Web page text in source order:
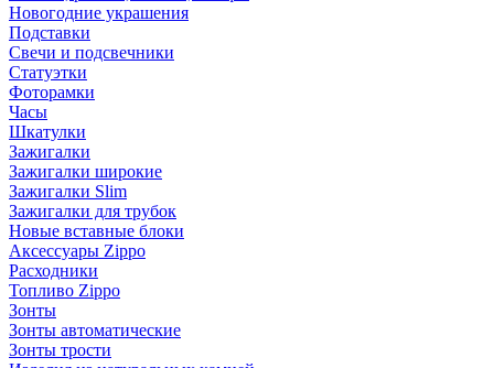
Новогодние украшения
Подставки
Свечи и подсвечники
Статуэтки
Фоторамки
Часы
Шкатулки
Зажигалки
Зажигалки широкие
Зажигалки Slim
Зажигалки для трубок
Новые вставные блоки
Аксессуары Zippo
Расходники
Топливо Zippo
Зонты
Зонты автоматические
Зонты трости